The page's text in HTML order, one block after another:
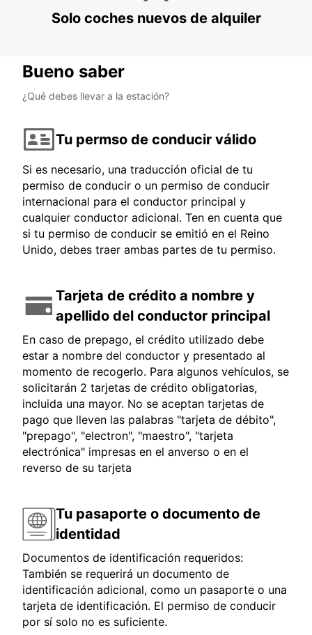
Solo coches nuevos de alquiler
Bueno saber
¿Qué debes llevar a la estación?
Tu permso de conducir válido
Si es necesario, una traducción oficial de tu
permiso de conducir o un permiso de conducir
internacional para el conductor principal y
cualquier conductor adicional. Ten en cuenta que
si tu permiso de conducir se emitió en el Reino
Unido, debes traer ambas partes de tu permiso.
Tarjeta de crédito a nombre y
apellido del conductor principal
En caso de prepago, el crédito utilizado debe
estar a nombre del conductor y presentado al
momento de recogerlo. Para algunos vehículos, se
solicitarán 2 tarjetas de crédito obligatorias,
incluida una mayor. No se aceptan tarjetas de
pago que lleven las palabras "tarjeta de débito",
"prepago", "electron", "maestro", "tarjeta
electrónica" impresas en el anverso o en el
reverso de su tarjeta
Tu pasaporte o documento de
identidad
Documentos de identificación requeridos:
También se requerirá un documento de
identificación adicional, como un pasaporte o una
tarjeta de identificación. El permiso de conducir
por sí solo no es suficiente.